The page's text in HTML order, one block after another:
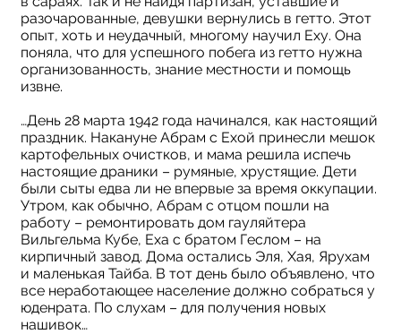
разочарованные, девушки вернулись в гетто. Этот
опыт, хоть и неудачный, многому научил Еху. Она
поняла, что для успешного побега из гетто нужна
организованность, знание местности и помощь
извне.
…День 28 марта 1942 года начинался, как настоящий
праздник. Накануне Абрам с Ехой принесли мешок
картофельных очистков, и мама решила испечь
настоящие драники – румяные, хрустящие. Дети
были сыты едва ли не впервые за время оккупации.
Утром, как обычно, Абрам с отцом пошли на
работу – ремонтировать дом гауляйтера
Вильгельма Кубе, Еха с братом Геслом – на
кирпичный завод. Дома остались Эля, Хая, Ярухам
и маленькая Тайба. В тот день было объявлено, что
все неработающее население должно собраться у
юденрата. По слухам – для получения новых
нашивок…